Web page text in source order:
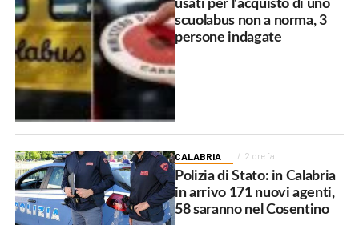
usati per l’acquisto di uno
scuolabus non a norma, 3
persone indagate
CALABRIA 2 ore fa
Polizia di Stato: in Calabria
in arrivo 171 nuovi agenti,
58 saranno nel Cosentino